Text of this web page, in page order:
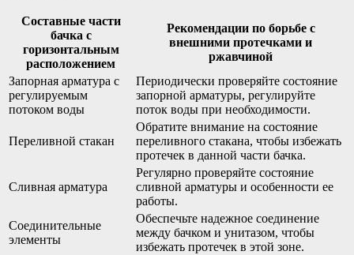
Составные части
бачка с
горизонтальным
расположением
Рекомендации по борьбе с
внешними протечками и
ржавчиной
Запорная арматура с
регулируемым
потоком воды
Периодически проверяйте состояние
запорной арматуры, регулируйте
поток воды при необходимости.
Переливной стакан
Обратите внимание на состояние
переливного стакана, чтобы избежать
протечек в данной части бачка.
Сливная арматура
Регулярно проверяйте состояние
сливной арматуры и особенности ее
работы.
Соединительные
элементы
Обеспечьте надежное соединение
между бачком и унитазом, чтобы
избежать протечек в этой зоне.